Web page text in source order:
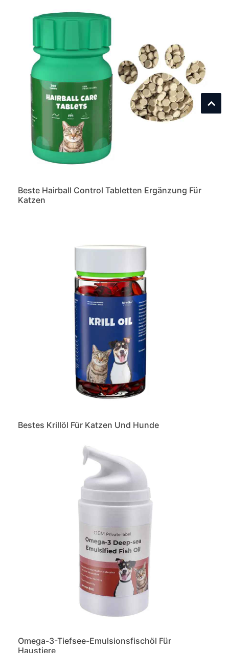
Beste Hairball Control Tabletten Ergänzung Für
Katzen
Bestes Krillöl Für Katzen Und Hunde
Omega-3-Tiefsee-Emulsionsfischöl Für
Haustiere